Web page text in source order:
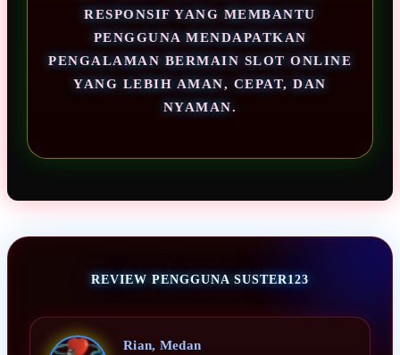
RESPONSIF YANG MEMBANTU
PENGGUNA MENDAPATKAN
PENGALAMAN BERMAIN SLOT ONLINE
YANG LEBIH AMAN, CEPAT, DAN
NYAMAN.
REVIEW PENGGUNA SUSTER123
Rian, Medan